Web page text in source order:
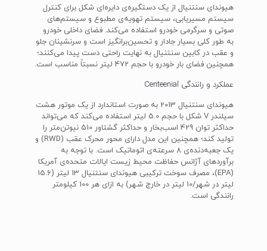
هیوندای سنتنیال از یک دستگیره‌ی دایره‌ای شکل برای کنترل
سیستم مسیریابی، سیستم تهویه‌ی مطبوع و سیستم‌های
صوتی و سرگرمی خودرو استفاده می‌کند. فضای داخلی خودرو
به طور کلی بسیار جادار و تحسین‌برانگیز است و سرنشینان جلو
و عقب در کابین سنتنیال به نهایت راحتی دست پیدا می‌کنند؛
همچنین فضای بار خودرو با حجم 472 لیتر نسبتاً مناسب است.
عملکرد و رانندگی Centeenial
هیوندای سنتنیال 2013 به صورت استاندارد از یک موتور هشت
سیلندر V شکل با حجم 5.0 لیتر استفاده می‌کند که می‌تواند
حداکثر توان 429 اسب‌بخار و حداکثر گشتاور 510 نیوتن‌متر را
تولید کند؛ همچنین این مدل دارای محور محرک عقب (RWD) و
یک جعبه‌دنده‌ی 8 سرعته‌ی اتوماتیک است. با توجه به
برآوردهای آژانس حفاظت محیط زیست ایالات متحده‌ی آمریکا
(EPA)، مصرف سوخت ترکیبی هیوندای سنتنیال 13 لیتر (15.6
لیتر در شهر/10 لیتر در خارج شهر) به ازای هر 100 کیلومتر
رانندگی است.